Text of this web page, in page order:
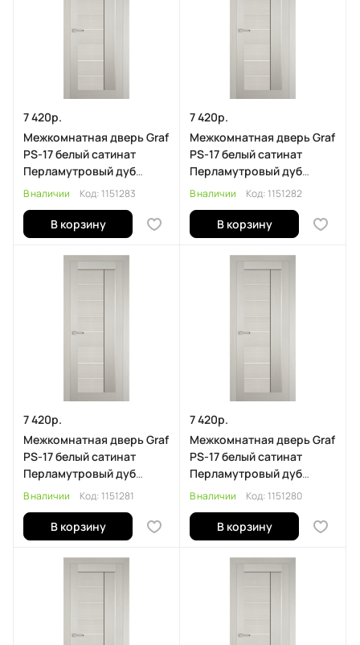
7 420р.
Межкомнатная дверь Graf
PS-17 белый сатинат
Перламутровый дуб
(2000 х 900)
В наличии Код: 1151283
В корзину
7 420р.
Межкомнатная дверь Graf
PS-17 белый сатинат
Перламутровый дуб
(2000 х 800)
В наличии Код: 1151282
В корзину
7 420р.
Межкомнатная дверь Graf
PS-17 белый сатинат
Перламутровый дуб
(2000 х 700)
В наличии Код: 1151281
В корзину
7 420р.
Межкомнатная дверь Graf
PS-17 белый сатинат
Перламутровый дуб
(2000 х 600)
В наличии Код: 1151280
В корзину